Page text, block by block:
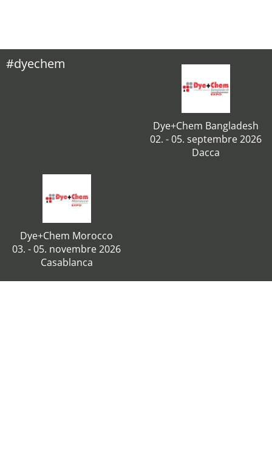
#dyechem
Dye+Chem Bangladesh
02. - 05. septembre 2026
Dacca
Dye+Chem Morocco
03. - 05. novembre 2026
Casablanca